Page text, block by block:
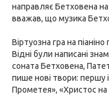
направляє Бетховена
вважав, що музика
Віртуозна гра на
Відні були написані
соната Бетховена,
пише нові твори: першу
Прометея», «Христос на